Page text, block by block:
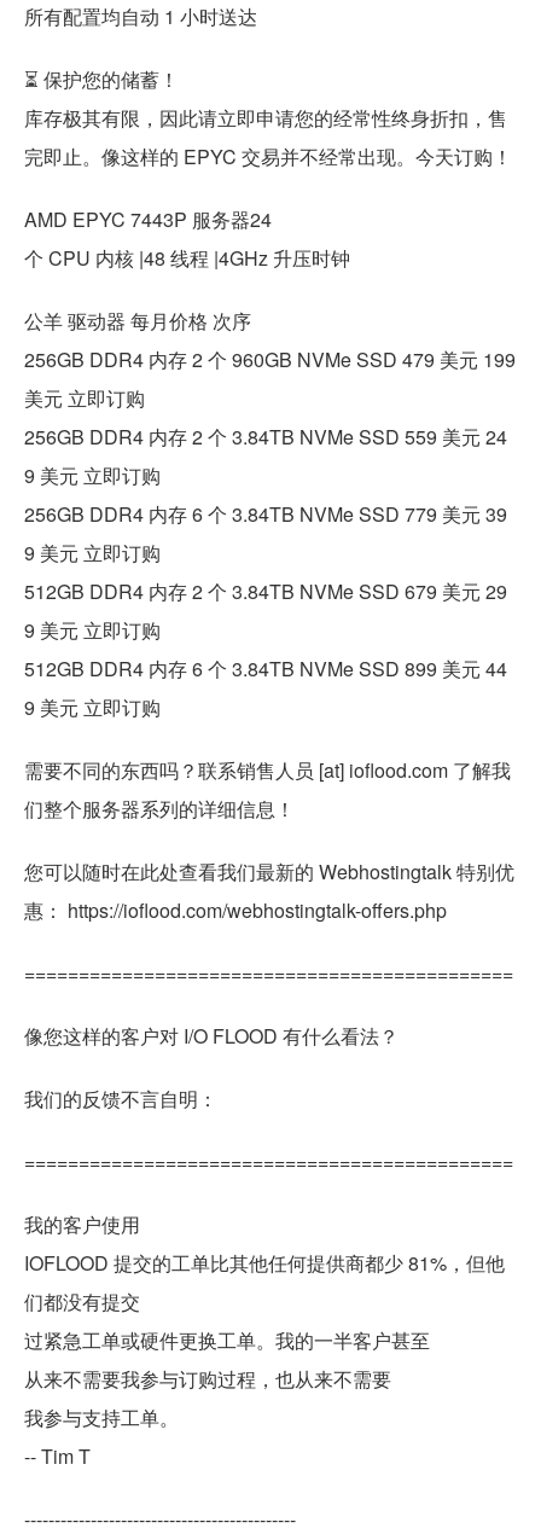
所有配置均自动 1 小时送达
⏳ 保护您的储蓄！
库存极其有限，因此请立即申请您的经常性终身折扣，售
完即止。像这样的 EPYC 交易并不经常出现。今天订购！
AMD EPYC 7443P 服务器24
个 CPU 内核 |48 线程 |4GHz 升压时钟
公羊 驱动器 每月价格 次序
256GB DDR4 内存 2 个 960GB NVMe SSD 479 美元 199
美元 立即订购
256GB DDR4 内存 2 个 3.84TB NVMe SSD 559 美元 24
9 美元 立即订购
256GB DDR4 内存 6 个 3.84TB NVMe SSD 779 美元 39
9 美元 立即订购
512GB DDR4 内存 2 个 3.84TB NVMe SSD 679 美元 29
9 美元 立即订购
512GB DDR4 内存 6 个 3.84TB NVMe SSD 899 美元 44
9 美元 立即订购
需要不同的东西吗？联系销售人员 [at] ioflood.com 了解我
们整个服务器系列的详细信息！
您可以随时在此处查看我们最新的 Webhostingtalk 特别优
惠： https://ioflood.com/webhostingtalk-offers.php
=============================================
像您这样的客户对 I/O FLOOD 有什么看法？
我们的反馈不言自明：
=============================================
我的客户使用
IOFLOOD 提交的工单比其他任何提供商都少 81%，但他
们都没有提交
过紧急工单或硬件更换工单。我的一半客户甚至
从来不需要我参与订购过程，也从来不需要
我参与支持工单。
-- Tim T
---------------------------------------------